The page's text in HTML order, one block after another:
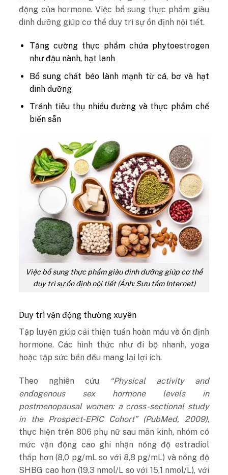
động của hormone. Việc bổ sung thực phẩm giàu
dinh dưỡng giúp cơ thể duy trì sự ổn định nội tiết.
Tăng cường thực phẩm chứa phytoestrogen
như đậu nành, hạt lanh
Bổ sung chất béo lành mạnh từ cá, bơ và hạt
dinh dưỡng
Tránh tiêu thụ nhiều đường và thực phẩm chế
biến sẵn
Việc bổ sung thực phẩm giàu dinh dưỡng giúp cơ thể
duy trì sự ổn định nội tiết (Ảnh: Sưu tầm Internet)
Duy trì vận động thường xuyên
Tập luyện giúp cải thiện tuần hoàn máu và ổn định
hormone. Các hình thức như đi bộ nhanh, yoga
hoặc tập sức bền đều mang lại lợi ích.
Theo nghiên cứu
“Physical activity and
endogenous sex hormone levels in
postmenopausal women: a cross-sectional study
in the Prospect-EPIC Cohort” (PubMed, 2009),
thực hiện trên 806 phụ nữ sau mãn kinh, nhóm có
mức vận động cao ghi nhận nồng độ estradiol
thấp hơn (8,0 pg/mL so với 8,8 pg/mL) và nồng độ
SHBG cao hơn (19,3 nmol/L so với 15,1 nmol/L), với